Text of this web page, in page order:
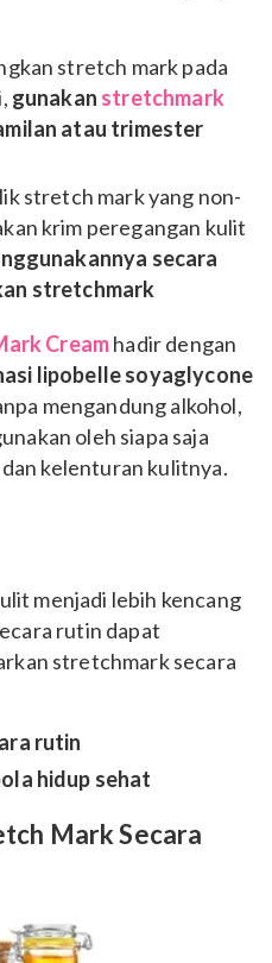
stretch mark pada
gunakan stretchmark
atau trimester
stretch mark yang non-
krim peregangan kulit
secara
stretchmark
Creamhadir dengan
lipobelle soyaglycone
mengandung alkohol,
oleh siapa saja
kelenturan kulitnya.
menjadi lebih kencang
rutin dapat
stretchmark secara
rutin
hidup sehat
Mark Secara